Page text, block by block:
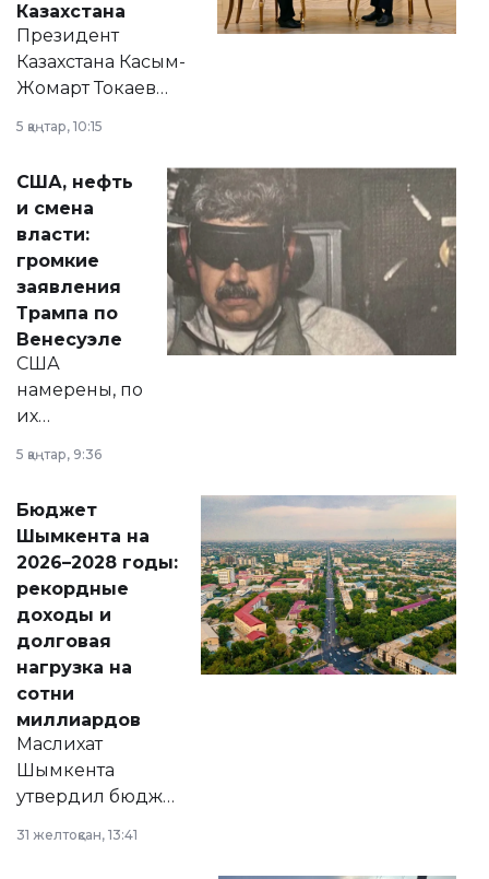
Казахстана
Президент
Казахстана Касым-
Жомарт Токаев
сразу несколько
актуальных тем —
от слухов о
политических
реформах до
вопросов армии,
экономики и
личного здоровья.
5 қаңтар, 10:15
США, нефть
и смена
власти:
громкие
заявления
Трампа по
Венесуэле
США
намерены, по
их
принести
народу
Венесуэлы.
5 қаңтар, 9:36
Бюджет
Шымкента на
2026–2028 годы:
рекордные
доходы и
долговая
нагрузка на
сотни
миллиардов
Маслихат
Шымкента
утвердил бюджет
2028 годы.
31 желтоқсан, 13:41